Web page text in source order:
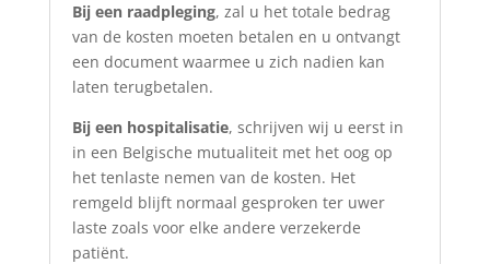
Bij een raadpleging, zal u het totale bedrag
van de kosten moeten betalen en u ontvangt
een document waarmee u zich nadien kan
laten terugbetalen.
Bij een hospitalisatie, schrijven wij u eerst in
in een Belgische mutualiteit met het oog op
het tenlaste nemen van de kosten. Het
remgeld blijft normaal gesproken ter uwer
laste zoals voor elke andere verzekerde
patiënt.